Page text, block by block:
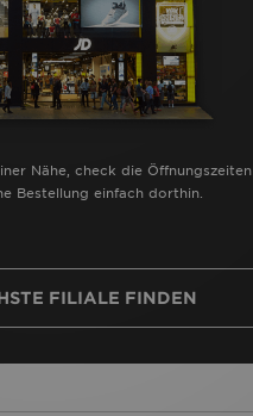
Nähe, check die Öffnungszeiten
Bestellung einfach dorthin.
FILIALE FINDEN